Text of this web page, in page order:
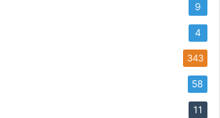
9
4
343
58
11